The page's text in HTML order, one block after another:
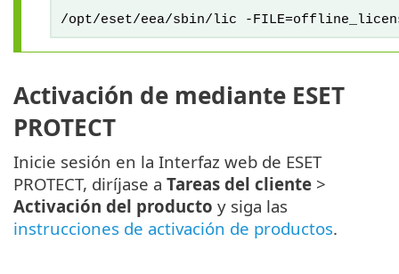
/opt/eset/eea/sbin/lic -
Activación de mediante ESET
PROTECT
Inicie sesión en la Interfaz web de ESET
PROTECT, diríjase a Tareas del cliente >
Activación del producto y siga las
instrucciones de activación de productos.